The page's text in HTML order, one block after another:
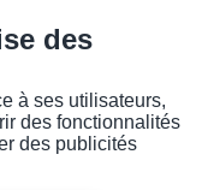
des
à ses utilisateurs,
des fonctionnalités
des publicités
ou non-voyantes